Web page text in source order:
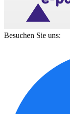
Besuchen Sie uns: